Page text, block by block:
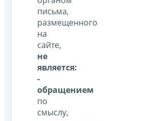
письма,
размещенного
на
сайте,
не
является:
-
обращением
по
смыслу,